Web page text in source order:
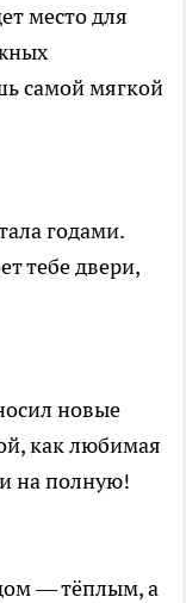
место для
самой мягкой
годами.
тебе двери,
новые
как любимая
на полную!
— тёплым, а